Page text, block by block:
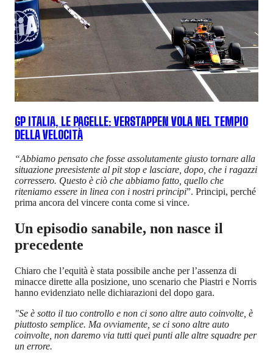
GP ITALIA, LE PAGELLE: VERSTAPPEN VOLA NEL TEMPIO
DELLA VELOCITÀ
“Abbiamo pensato che fosse assolutamente giusto tornare alla
situazione preesistente al pit stop e lasciare, dopo, che i ragazzi
corressero. Questo è ciò che abbiamo fatto, quello che
riteniamo essere in linea con i nostri principi”. Principi, perché
prima ancora del vincere conta come si vince.
Un episodio sanabile, non nasce il
precedente
Chiaro che l’equità è stata possibile anche per l’assenza di
minacce dirette alla posizione, uno scenario che Piastri e Norris
hanno evidenziato nelle dichiarazioni del dopo gara.
"Se è sotto il tuo controllo e non ci sono altre auto coinvolte, è
piuttosto semplice. Ma ovviamente, se ci sono altre auto
coinvolte, non daremo via tutti quei punti alle altre squadre per
un errore.